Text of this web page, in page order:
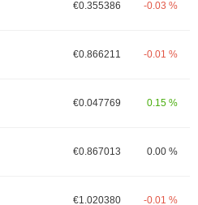
€0.355386 -0.03 %
€0.866211 -0.01 %
€0.047769 0.15 %
€0.867013 0.00 %
€1.020380 -0.01 %